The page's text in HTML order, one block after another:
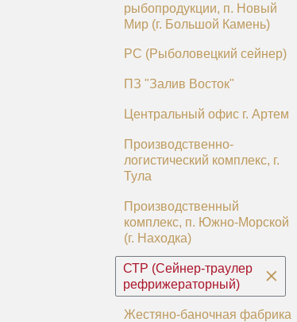
рыбопродукции, п. Новый
Мир (г. Большой Камень)
РС (Рыболовецкий сейнер)
ПЗ "Залив Восток"
Центральный офис г. Артем
Производственно-
логистический комплекс, г.
Тула
Производственный
комплекс, п. Южно-Морской
(г. Находка)
СТР (Сейнер-траулер
рефрижераторный)
Жестяно-баночная фабрика